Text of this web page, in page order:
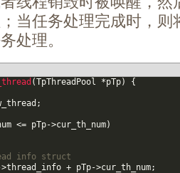
当任务处理完成时，则
处理。
(TpThreadPool *pTp)
{
;
<= pTp->cur_th_num)
info struct
thread_info + pTp->cur_th_num;